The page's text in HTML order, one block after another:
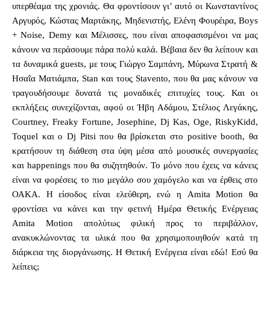
υπερθέαμα της χρονιάς. Θα φροντίσουν γι’ αυτό οι Κωνσταντίνος
Αργυρός, Κώστας Μαρτάκης, Μηδενιστής, Ελένη Φουρέιρα, Boys
+ Noise, Demy και Μέλισσες, που είναι αποφασισμένοι να μας
κάνουν να περάσουμε πάρα πολύ καλά. Βέβαια δεν θα λείπουν και
τα δυναμικά guests, με τους Γιώργο Σαμπάνη, Μύρωνα Στρατή &
Ησαΐα Ματιάμπα, Stan και τους Stavento, που θα μας κάνουν να
τραγουδήσουμε δυνατά τις μοναδικές επιτυχίες τους. Και οι
εκπλήξεις συνεχίζονται, αφού οι Ήβη Αδάμου, Στέλιος Λεγάκης,
Courtney, Freaky Fortune, Josephine, Dj Kas, Oge, RiskyKidd,
Toquel και ο Dj Pitsi που θα βρίσκεται στο positive booth, θα
κρατήσουν τη διάθεση στα ύψη μέσα από μουσικές συνεργασίες
και happenings που θα συζητηθούν. Το μόνο που έχεις να κάνεις
είναι να φορέσεις το πιο μεγάλο σου χαμόγελο και να έρθεις στο
ΟΑΚΑ. Η είσοδος είναι ελεύθερη, ενώ η Amita Motion θα
φροντίσει να κάνει και την φετινή Ημέρα Θετικής Ενέργειας
Amita Motion απολύτως φιλική προς το περιβάλλον,
ανακυκλώνοντας τα υλικά που θα χρησιμοποιηθούν κατά τη
διάρκεια της διοργάνωσης. H Θετική Ενέργεια είναι εδώ! Εσύ θα
λείπεις;